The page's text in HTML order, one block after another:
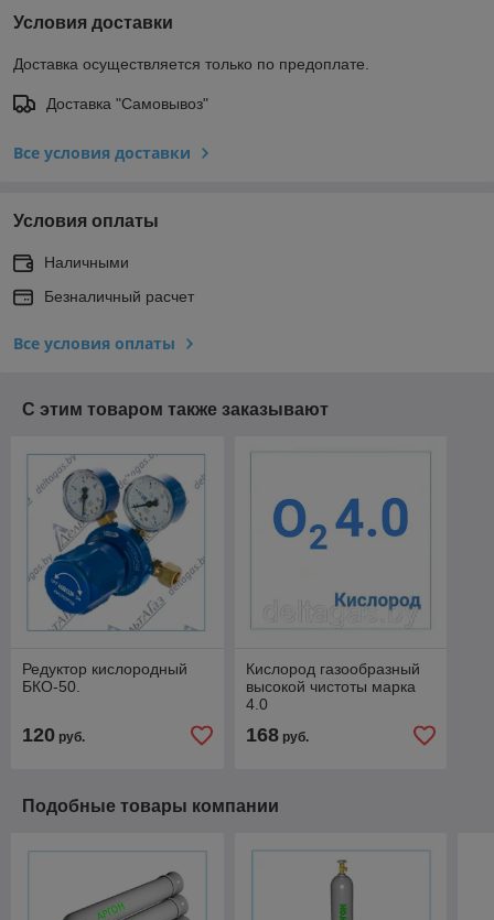
Условия доставки
Доставка осуществляется только по предоплате.
Доставка "Самовывоз"
Все условия доставки
Условия оплаты
Наличными
Безналичный расчет
Все условия оплаты
С этим товаром также заказывают
Редуктор кислородный
БКО-50.
120 руб.
Кислород газообразный
высокой чистоты марка
4.0
168руб.
Подобные товары компании